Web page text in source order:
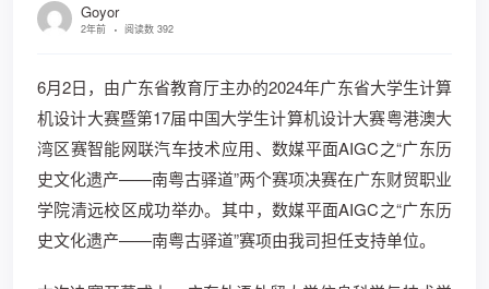
Goyor
2年前 阅读数 392
6月2日，由广东省教育厅主办的2024年广东省大学生计算
机设计大赛暨第17届中国大学生计算机设计大赛粤港澳大
湾区赛智能网联汽车技术应用、数媒平面AIGC之“广东历
史文化遗产——南粤古驿道”两个赛项决赛在广东财贸职业
学院清远校区成功举办。其中，数媒平面AIGC之“广东历
史文化遗产——南粤古驿道”赛项由我司担任支持单位。